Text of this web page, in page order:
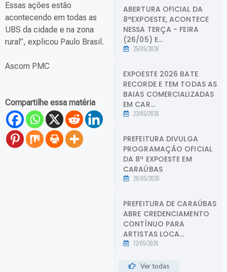
Essas ações estão
acontecendo em todas as
UBS da cidade e na zona
rural”, explicou Paulo Brasil.
Ascom PMC
Compartilhe essa matéria
ABERTURA OFICIAL DA
8ªEXPOESTE, ACONTECE
NESSA TERÇA - FEIRA
(26/05) E...
25/05/2026
EXPOESTE 2026 BATE
RECORDE E TEM TODAS AS
BAIAS COMERCIALIZADAS
EM CAR...
23/05/2026
PREFEITURA DIVULGA
PROGRAMAÇÃO OFICIAL
DA 8ª EXPOESTE EM
CARAÚBAS
20/05/2026
PREFEITURA DE CARAÚBAS
ABRE CREDENCIAMENTO
CONTÍNUO PARA
ARTISTAS LOCA...
12/05/2026
Ver todas